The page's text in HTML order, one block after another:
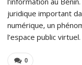
juridique important
numérique, un
l’espace public virtuel.
0